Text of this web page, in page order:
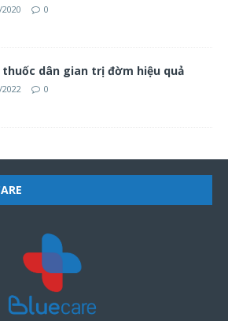
0
thuốc dân gian trị đờm hiệu quả
0